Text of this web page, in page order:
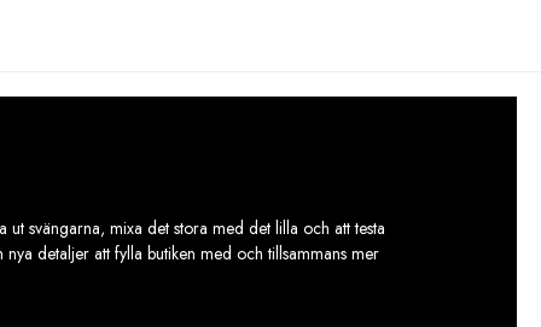
svängarna, mixa det stora med det lilla och att testa
detaljer att fylla butiken med och tillsammans mer